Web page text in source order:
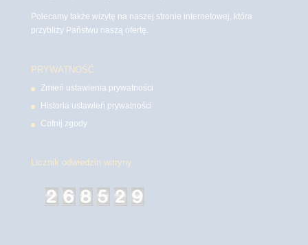
Polecamy także wizytę na naszej stronie internetowej, która
przybliży Państwu naszą ofertę.
PRYWATNOŚĆ
Zmień ustawienia prywatności
Historia ustawień prywatności
Cofnij zgody
Licznik odwiedzin witryny